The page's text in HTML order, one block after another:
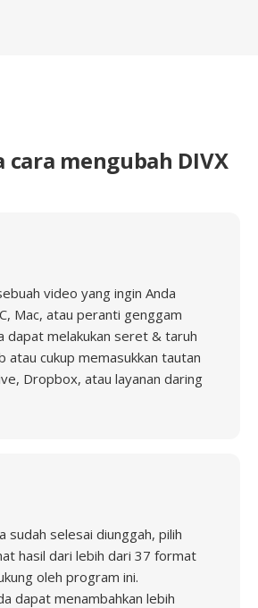
cara mengubah DIVX
video yang ingin Anda
Mac, atau peranti genggam
dapat melakukan seret & taruh
atau cukup memasukkan tautan
Dropbox, atau layanan daring
sudah selesai diunggah, pilih
hasil dari lebih dari 37 format
oleh program ini.
dapat menambahkan lebih